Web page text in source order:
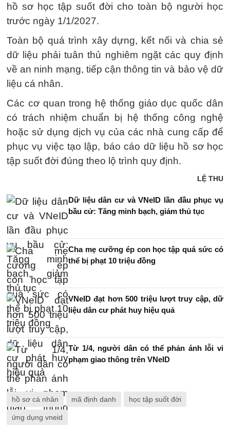
hồ sơ học tập suốt đời cho toàn bộ người học
trước ngày 1/1/2027.
Toàn bộ quá trình xây dựng, kết nối và chia sẻ
dữ liệu phải tuân thủ nghiêm ngặt các quy định
về an ninh mạng, tiếp cận thông tin và bảo vệ dữ
liệu cá nhân.
Các cơ quan trong hệ thống giáo dục quốc dân
có trách nhiệm chuẩn bị hệ thống công nghệ
hoặc sử dụng dịch vụ của các nhà cung cấp để
phục vụ việc tạo lập, báo cáo dữ liệu hồ sơ học
tập suốt đời đúng theo lộ trình quy định.
LỆ THU
Dữ liệu dân cư và VNeID lần đầu phục vụ
bầu cử: Tăng minh bạch, giảm thủ tục
Cha mẹ cưỡng ép con học tập quá sức có
thể bị phạt 10 triệu đồng
VNeID đạt hơn 500 triệu lượt truy cập, dữ
liệu dân cư phát huy hiệu quả
Từ 1/4, người dân có thể phản ánh lỗi vi
phạm giao thông trên VNeID
hồ sơ cá nhân mã định danh học tập suốt đời
ứng dụng vneid